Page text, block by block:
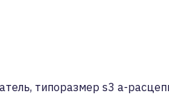
типоразмер s3 a-